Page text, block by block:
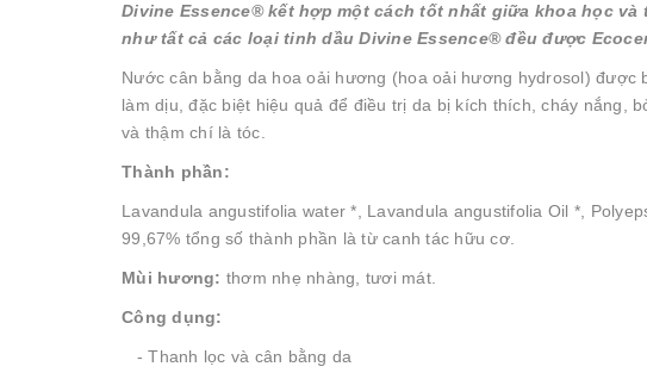
Divine Essence® kết hợp một cách tốt nhất giữa khoa học
như tất cả các loại tinh dầu Divine Essence® đều được
Nước cân bằng da hoa oải hương (hoa oải hương hydrosol)
làm dịu, đặc biệt hiệu quả để điều trị da bị kích thích, cháy nắng,
và thậm chí là tóc.
Thành phần:
Lavandula angustifolia water *, Lavandula angustifolia Oil *,
99,67% tổng số thành phần là từ canh tác hữu cơ.
Mùi hương: thơm nhẹ nhàng, tươi mát.
Công dụng:
- Thanh lọc và cân bằng da